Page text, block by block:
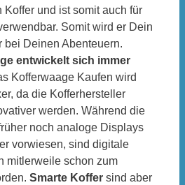
Koffer und ist somit auch für
Somit wird er Dein
bei Deinen Abenteuern.
entwickelt sich immer
Kofferwaage Kaufen wird
da die Kofferhersteller
werden. Während die
noch analoge Displays
vorwiesen, sind digitale
mitlerweile schon zum
Smarte Koffer sind aber